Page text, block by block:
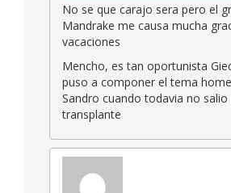
No se que carajo sera pero el
Mandrake me causa mucha
vacaciones
Mencho, es tan oportunista
puso a componer el tema
Sandro cuando todavia no salio
transplante